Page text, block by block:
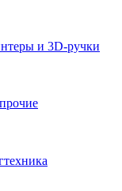
и 3D-ручки